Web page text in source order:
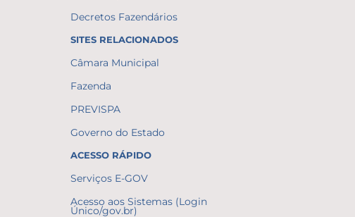
Decretos Fazendários
SITES RELACIONADOS
Câmara Municipal
Fazenda
PREVISPA
Governo do Estado
ACESSO RÁPIDO
Serviços E-GOV
Acesso aos Sistemas (Login
Único/gov.br)